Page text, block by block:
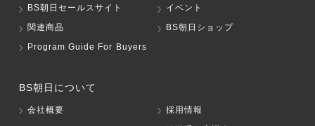
BS朝日セールスサイト
イベント
関連商品
BS朝日ショップ
Program Guide For Buyers
BS朝日について
会社概要
採用情報